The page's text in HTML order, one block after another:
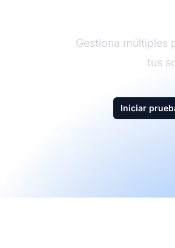
Gestiona múltiples
tus
Iniciar